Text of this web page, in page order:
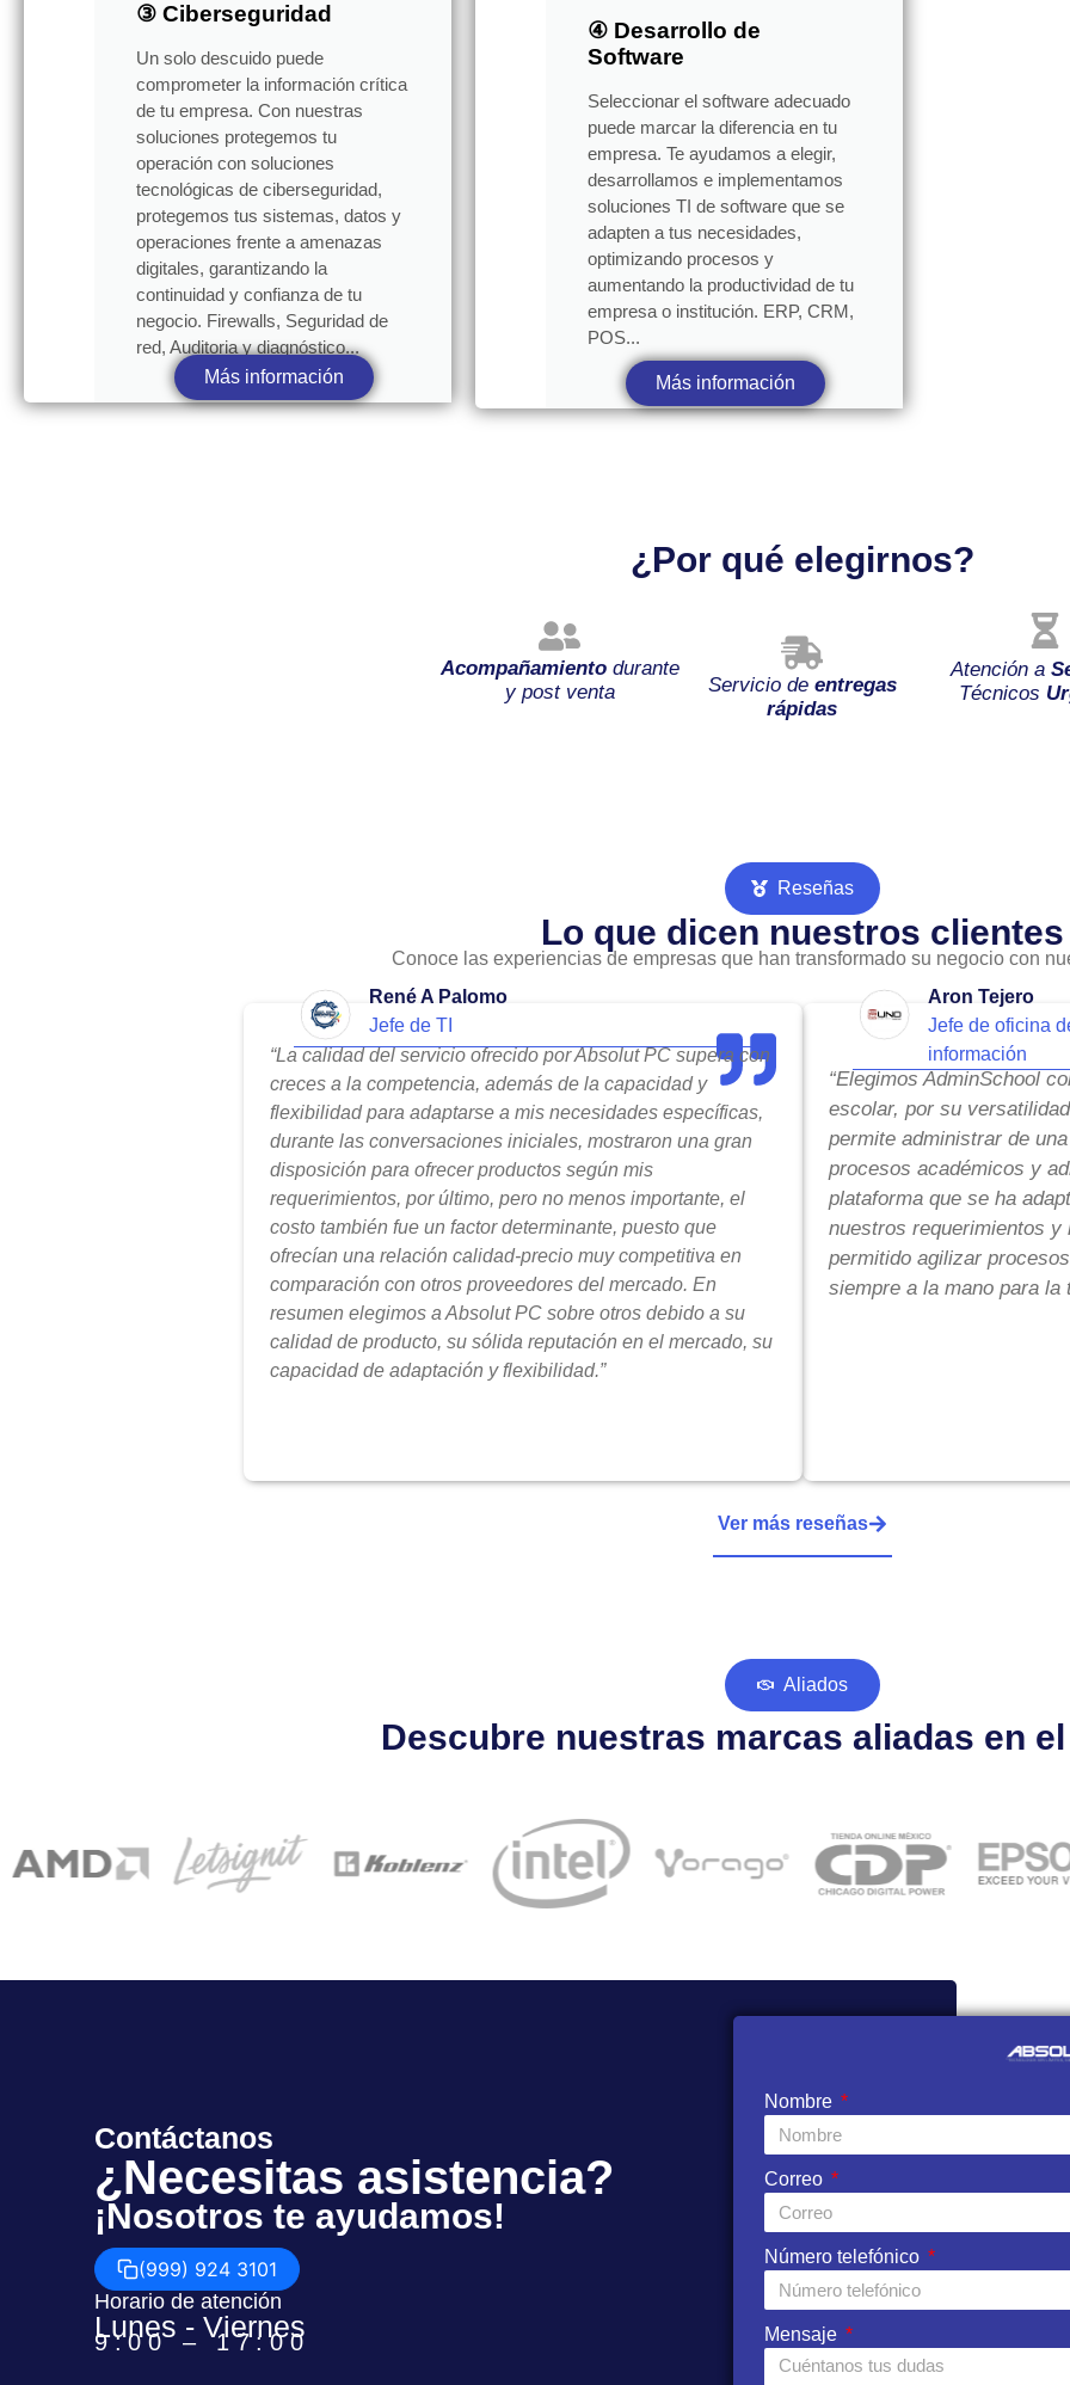
③ Ciberseguridad
Un solo descuido puede
comprometer la información crítica
de tu empresa. Con nuestras
soluciones protegemos tu
operación con soluciones
tecnológicas de ciberseguridad,
protegemos tus sistemas, datos y
operaciones frente a amenazas
digitales, garantizando la
continuidad y confianza de tu
negocio. Firewalls, Seguridad de
red, Auditoria y diagnóstico...
Más información
④ Desarrollo de
Software
Seleccionar el software adecuado
puede marcar la diferencia en tu
empresa. Te ayudamos a elegir,
desarrollamos e implementamos
soluciones TI de software que se
adapten a tus necesidades,
optimizando procesos y
aumentando la productividad de tu
empresa o institución. ERP, CRM,
POS...
Más información
¿Por qué elegirnos?
Acompañamientodurante
y post venta
Servicio de entregas
rápidas
Atención a
Técnicos
Reseñas
Lo que dicen nuestros clientes
Conoce las experiencias de empresas que han transformado su negocio con
René A Palomo
Jefe de TI
“La calidad del servicio ofrecido por Absolut PC supera con
creces a la competencia, además de la capacidad y
flexibilidad para adaptarse a mis necesidades específicas,
durante las conversaciones iniciales, mostraron una gran
disposición para ofrecer productos según mis
requerimientos, por último, pero no menos importante, el
costo también fue un factor determinante, puesto que
ofrecían una relación calidad-precio muy competitiva en
comparación con otros proveedores del mercado. En
resumen elegimos a Absolut PC sobre otros debido a su
calidad de producto, su sólida reputación en el mercado, su
capacidad de adaptación y flexibilidad.”
Aron Tejero
Jefe de oficina
información
“Elegimos AdminSchool
escolar, por su
permite administrar de
procesos académicos y
plataforma que se ha
nuestros requerimientos y
permitido agilizar
siempre a la mano para la
Ver más reseñas
Aliados
Descubre nuestras marcas aliadas en
Nombre
Correo
Número telefónico
Mensaje
Contáctanos
¿Necesitas asistencia?
¡Nosotros te ayudamos!
(999) 924 3101
Horario de atención
Lunes - Viernes
9:00 – 17:00